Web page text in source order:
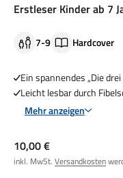
Erstleser Kinder ab 7
7-9 Hardcover
Ein spannendes „Die
Leicht lesbar durch
Mehr anzeigen
Angebot
10,00 €
inkl. MwSt. Versandkosten